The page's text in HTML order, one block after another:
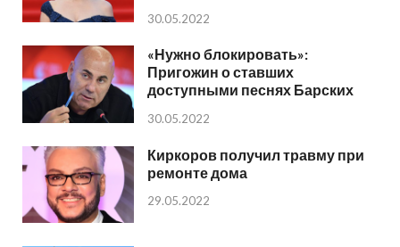
30.05.2022
«Нужно блокировать»:
Пригожин о ставших
доступными песнях Барских
30.05.2022
Киркоров получил травму при
ремонте дома
29.05.2022